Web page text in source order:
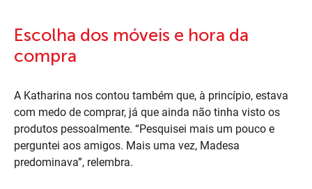
Escolha dos móveis e hora da
compra
A Katharina nos contou também que, à princípio, estava
com medo de comprar, já que ainda não tinha visto os
produtos pessoalmente. “Pesquisei mais um pouco e
perguntei aos amigos. Mais uma vez, Madesa
predominava”, relembra.